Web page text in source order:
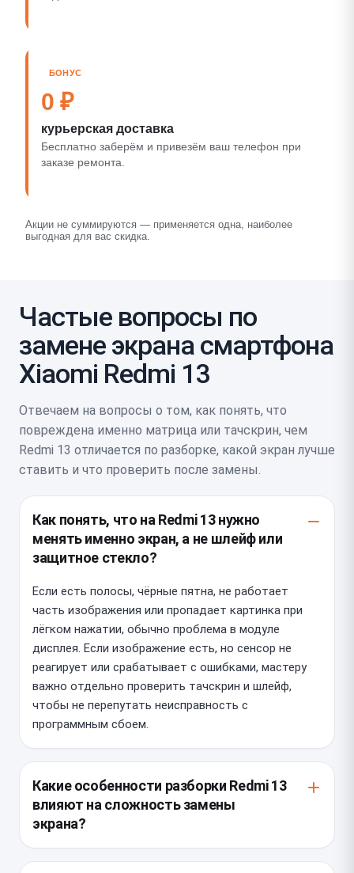
БОНУС
0 ₽
курьерская доставка
Бесплатно заберём и привезём ваш телефон при
заказе ремонта.
Акции не суммируются — применяется одна, наиболее
выгодная для вас скидка.
Частые вопросы по
замене экрана смартфона
Xiaomi Redmi 13
Отвечаем на вопросы о том, как понять, что
повреждена именно матрица или тачскрин, чем
Redmi 13 отличается по разборке, какой экран лучше
ставить и что проверить после замены.
Как понять, что на Redmi 13 нужно
менять именно экран, а не шлейф или
защитное стекло?
Если есть полосы, чёрные пятна, не работает
часть изображения или пропадает картинка при
лёгком нажатии, обычно проблема в модуле
дисплея. Если изображение есть, но сенсор не
реагирует или срабатывает с ошибками, мастеру
важно отдельно проверить тачскрин и шлейф,
чтобы не перепутать неисправность с
программным сбоем.
Какие особенности разборки Redmi 13
влияют на сложность замены
экрана?